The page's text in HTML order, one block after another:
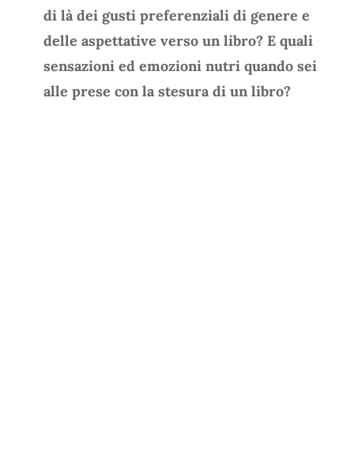
di là dei gusti preferenziali di genere e
delle aspettative verso un libro? E quali
sensazioni ed emozioni nutri quando sei
alle prese con la stesura di un libro?